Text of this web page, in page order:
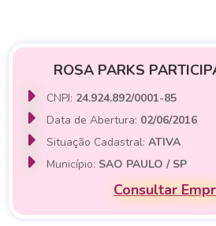
ROSA PARKS
CNPJ: 24.924.892/0001-85
Data de Abertura: 02/06/2016
Situação Cadastral:ATIVA
Município: SAO PAULO / SP
Consultar